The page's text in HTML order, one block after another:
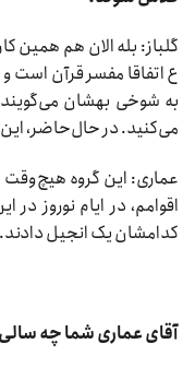
گلباز: بله الان هم همین
ع اتفاقا مفسر قرآن است
به شوخی بهشان می‌گویند
می‌کنید. در حال‌حاضر،
عماری: این گروه
اقوامم، در ایام نوروز
کدامشان یک انجیل
آقای عماری شما چه